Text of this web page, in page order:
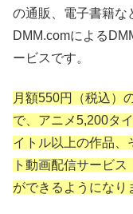
の通販、電子書籍な
DMM.comによる
ービスです。
月額550円（税込）
で、アニメ5,200タ
イトル以上の作品、
ト動画配信サービ
ができるようになり